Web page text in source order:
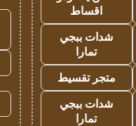
اقساط
شدات ببجي
تمارا
متجر تقسيط
شدات ببجي
تمارا